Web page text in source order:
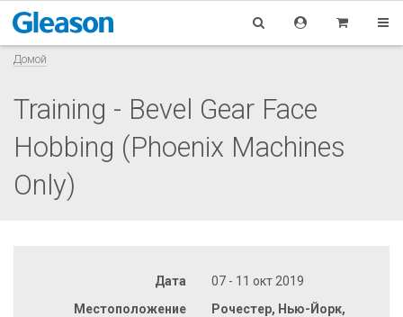
Домой
Training - Bevel Gear Face
Hobbing (Phoenix Machines
Only)
Дата
07 - 11 окт 2019
Местоположение
Рочестер, Нью-Йорк,